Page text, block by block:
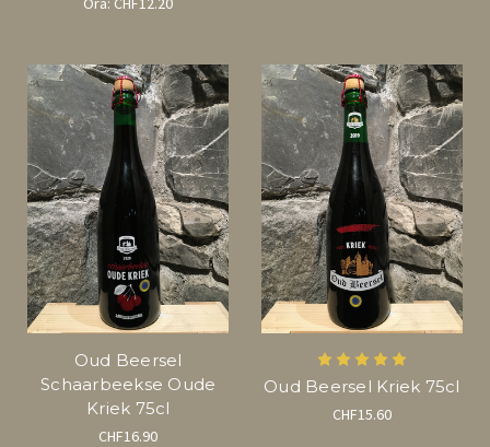
Oud Beersel
Schaarbeekse Oude
Kriek 75cl
CHF16.90
Oud Beersel Kriek 75cl
CHF15.60